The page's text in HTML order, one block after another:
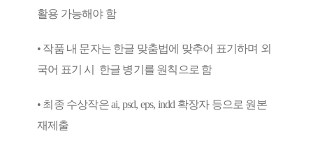
활용 가능해야 함
• 작품 내 문자는 한글 맞춤법에 맞추어 표기하며 외
국어 표기 시 한글 병기를 원칙으로 함
• 최종 수상작은 ai, psd, eps, indd 확장자 등으로 원본
재제출